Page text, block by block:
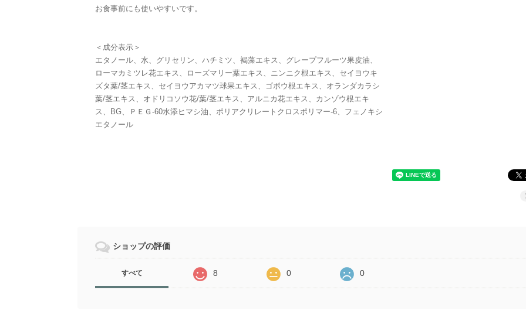
お食事前にも使いやすいです。
＜成分表示＞
エタノール、水、グリセリン、ハチミツ、褐藻エキス、グレープフルーツ果皮油、
ローマカミツレ花エキス、ローズマリー葉エキス、ニンニク根エキス、セイヨウキ
ズタ葉/茎エキス、セイヨウアカマツ球果エキス、ゴボウ根エキス、オランダカラシ
葉/茎エキス、オドリコソウ花/葉/茎エキス、アルニカ花エキス、カンゾウ根エキ
ス、BG、ＰＥＧ-60水添ヒマシ油、ポリアクリレートクロスポリマー-6、フェノキシ
エタノール
ショップの評価
すべて 8 0 0